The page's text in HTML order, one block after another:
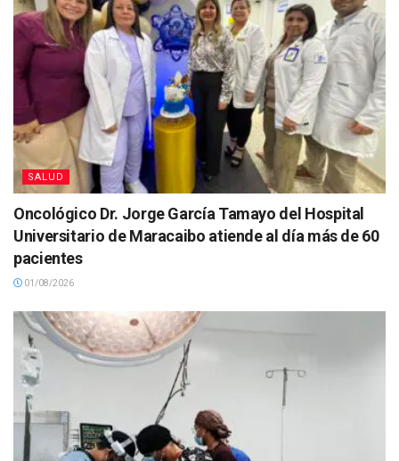
SALUD
Oncológico Dr. Jorge García Tamayo del Hospital
Universitario de Maracaibo atiende al día más de 60
pacientes
01/08/2026